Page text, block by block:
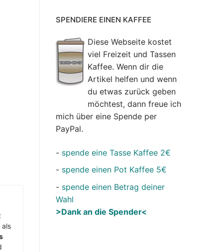
SPENDIERE EINEN KAFFEE
Diese Webseite kostet
viel Freizeit und Tassen
Kaffee. Wenn dir die
Artikel helfen und wenn
du etwas zurück geben
möchtest, dann freue ich
mich über eine Spende per
PayPal.
- spende eine Tasse Kaffee 2€
- spende einen Pot Kaffee 5€
- spende einen Betrag deiner
Wahl
>Dank an die Spender<